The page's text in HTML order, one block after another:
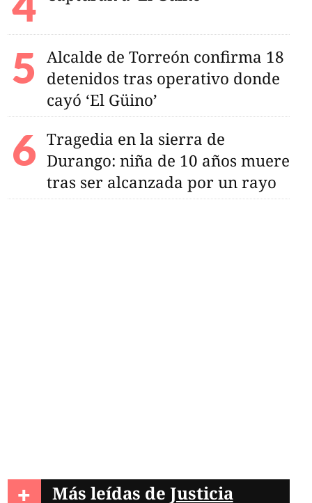
en caseta
Alcalde de Torreón confirma 18
detenidos tras operativo donde
cayó ‘El Güino’
Tragedia en la sierra de
Durango: niña de 10 años muere
tras ser alcanzada por un rayo
+ Más leídas de Justicia